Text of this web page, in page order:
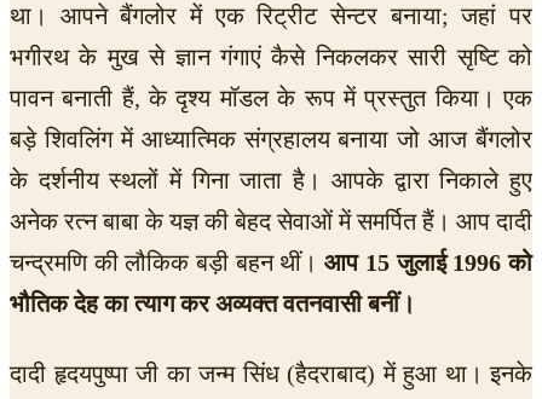
था। आपने बैंगलोर में एक रिट्रीट सेन्टर बनाया; जहां पर
भगीरथ के मुख से ज्ञान गंगाएं कैसे निकलकर सारी सृष्टि को
पावन बनाती हैं, के दृश्य मॉडल के रूप में प्रस्तुत किया। एक
बड़े शिवलिंग में आध्यात्मिक संग्रहालय बनाया जो आज बैंगलोर
के दर्शनीय स्थलों में गिना जाता है। आपके द्वारा निकाले हुए
अनेक रत्न बाबा के यज्ञ की बेहद सेवाओं में समर्पित हैं। आप दादी
चन्द्रमणि की लौकिक बड़ी बहन थीं।आप 15 जुलाई 1996 को
भौतिक देह का त्याग कर अव्यक्त वतनवासी बनीं।
दादी हृदयपुष्पा जी का जन्म सिंध (हैदराबाद) में हुआ था। इनके